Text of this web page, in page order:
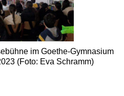
im Goethe-Gymnasium
(Foto: Eva Schramm)